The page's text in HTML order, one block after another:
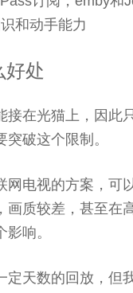
和动手能力
好处
接在光猫上，因此
破这个限制。
网电视的方案，可
画质较差，甚至在
响。
定天数的回放，但